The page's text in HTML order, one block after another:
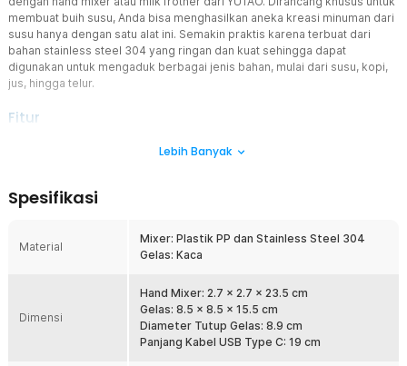
membuat buih susu, Anda bisa menghasilkan aneka kreasi minuman dari
susu hanya dengan satu alat ini. Semakin praktis karena terbuat dari
bahan stainless steel 304 yang ringan dan kuat sehingga dapat
digunakan untuk mengaduk berbagai jenis bahan, mulai dari susu, kopi,
jus, hingga telur.
Fitur
saat menggunakan produk dari YUTAO. Model genggam atau
Dilengkapi dengan Gelas Praktis
dengan gelas khusus yang pas untuk proses pembuatan buih susu
maupun minuman lainnya. Gelas terbuat dari material kaca yang
mudah dibersihkan, sehingga lebih higienis dan menambah
kenyamanan penggunaan sehari-hari.
Lebih Banyak
Spesifikasi
Material
Mixer: Plastik PP dan Stainless Steel 304
Gelas: Kaca
Dimensi
Hand Mixer: 2.7 x 2.7 x 23.5 cm
Gelas: 8.5 x 8.5 x 15.5 cm
Diameter Tutup Gelas: 8.9 cm
Panjang Kabel USB Type C: 19 cm